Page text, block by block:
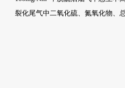
裂化尾气中二氧化硫、氮氧化物、